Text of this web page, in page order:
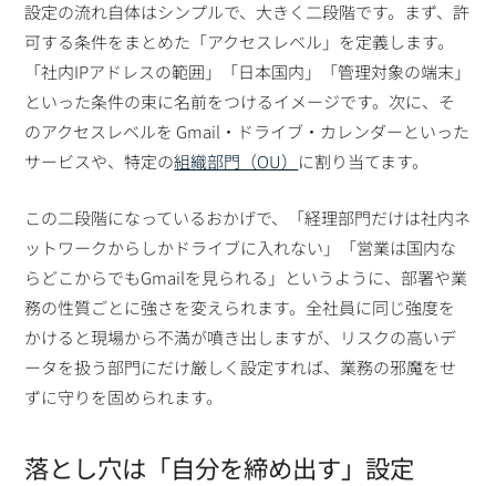
設定の流れ自体はシンプルで、大きく二段階です。まず、許
可する条件をまとめた「アクセスレベル」を定義します。
「社内IPアドレスの範囲」「日本国内」「管理対象の端末」
といった条件の束に名前をつけるイメージです。次に、そ
のアクセスレベルを Gmail・ドライブ・カレンダーといった
サービスや、特定の組織部門（OU） に割り当てます。
この二段階になっているおかげで、「経理部門だけは社内ネ
ットワークからしかドライブに入れない」「営業は国内な
らどこからでもGmailを見られる」というように、部署や業
務の性質ごとに強さを変えられます。全社員に同じ強度を
かけると現場から不満が噴き出しますが、リスクの高いデ
ータを扱う部門にだけ厳しく設定すれば、業務の邪魔をせ
ずに守りを固められます。
落とし穴は「自分を締め出す」設定